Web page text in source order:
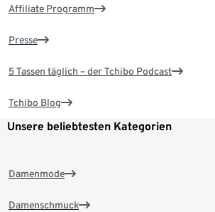
Affiliate Programm
Presse
5 Tassen täglich – der Tchibo Podcast
Tchibo Blog
Unsere beliebtesten Kategorien
Damenmode
Damenschmuck